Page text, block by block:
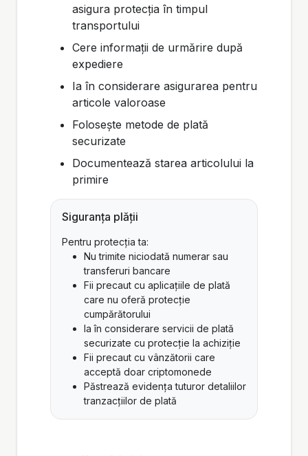
asigura protecția în timpul
transportului
Cere informații de urmărire după
expediere
Ia în considerare asigurarea pentru
articole valoroase
Folosește metode de plată
securizate
Documentează starea articolului la
primire
Siguranța plății
Pentru protecția ta:
Nu trimite niciodată numerar sau
transferuri bancare
Fii precaut cu aplicațiile de plată
care nu oferă protecție
cumpărătorului
Ia în considerare servicii de plată
securizate cu protecție la achiziție
Fii precaut cu vânzătorii care
acceptă doar criptomonede
Păstrează evidența tuturor detaliilor
tranzacțiilor de plată